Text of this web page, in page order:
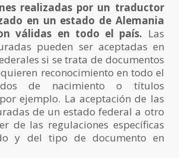
realizadas por un traductor
en un estado de Alemania
válidas en todo el país. Las
pueden ser aceptadas en
si se trata de documentos
reconocimiento en todo el
de nacimiento o títulos
ejemplo. La aceptación de las
de un estado federal a otro
de las regulaciones específicas
y del tipo de documento en